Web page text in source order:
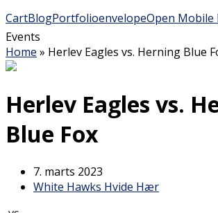
CartBlogPortfolioenvelopeOpen Mobile
Events
Home » Herlev Eagles vs. Herning Blue
Herlev Eagles vs.
Blue Fox
7. marts 2023
White Hawks Hvide Hær